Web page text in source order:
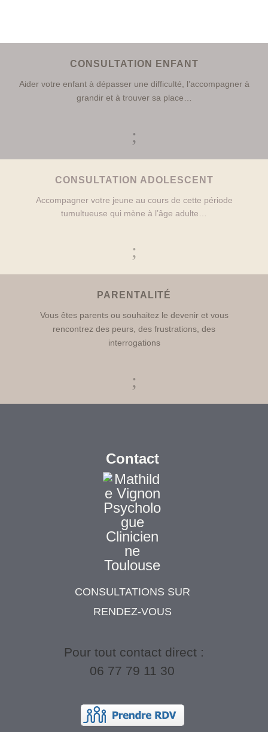
CONSULTATION ENFANT
Aider votre enfant à dépasser une difficulté, l’accompagner à
grandir et à trouver sa place…
;
CONSULTATION ADOLESCENT
Accompagner votre jeune au cours de cette période
tumultueuse qui mène à l’âge adulte…
;
PARENTALITÉ
Vous êtes parents ou souhaitez le devenir et vous
rencontrez des peurs, des frustrations, des
interrogations
;
Contact
CONSULTATIONS SUR
RENDEZ-VOUS
Pour tout contact direct :
06 77 79 11 30